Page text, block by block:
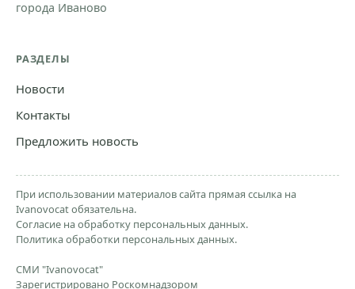
города Иваново
РАЗДЕЛЫ
Новости
Контакты
Предложить новость
При использовании материалов сайта прямая ссылка на
Ivanovocat обязательна.
Согласие на обработку персональных данных.
Политика обработки персональных данных.
СМИ "Ivanovocat"
Зарегистрировано Роскомнадзором